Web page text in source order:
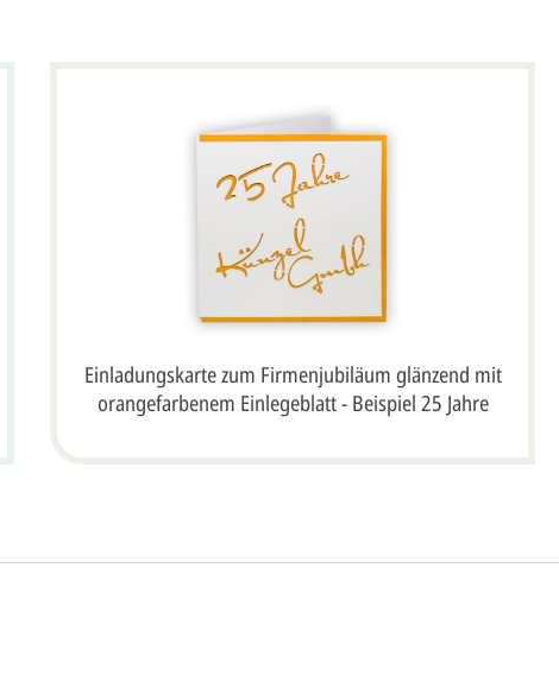
Einladungskarte zum Firmenjubiläum glänzend mit
orangefarbenem Einlegeblatt - Beispiel 25 Jahre